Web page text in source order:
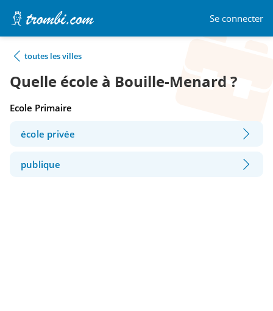
Se connecter
toutes les villes
Quelle école à Bouille-Menard ?
Ecole Primaire
école privée
publique